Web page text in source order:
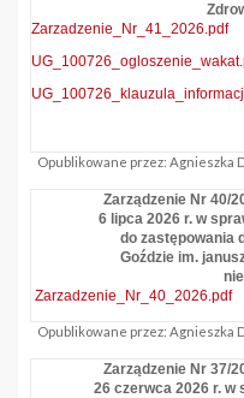
Zarzadzenie_Nr_41_2026.pdf
Opublikowane przez: Agnieszka
Zarządzenie Nr 40/
6 lipca 2026 r. w
do zastępowania
Goździe im.
Zarzadzenie_Nr_40_2026.pdf
Opublikowane przez: Agnieszka
Zarządzenie Nr 37/
26 czerwca 2026 r. w